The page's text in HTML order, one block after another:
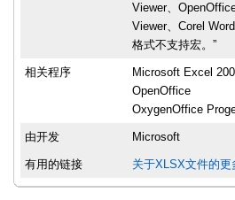
Viewer、
Viewer、Corel
格式不支持宏。”
相关程序
Microsoft Excel
OpenOffice
OxygenOffice
由开发 Microsoft
有用的链接 关于XLSX文件的更